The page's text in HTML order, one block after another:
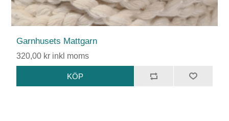
Garnhusets Mattgarn
320,00 kr inkl moms